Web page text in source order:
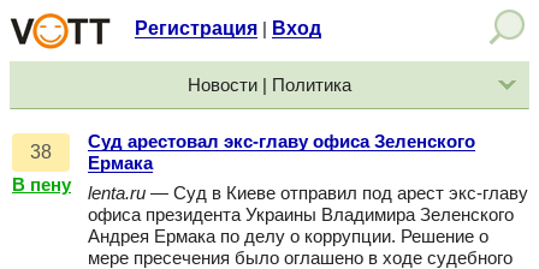
Регистрация Вход
Новости | Политика
38
В пену
Суд арестовал экс-главу офиса Зеленского
Ермака
lenta.ru — Суд в Киеве отправил под арест экс-главу
офиса президента Украины Владимира Зеленского
Андрея Ермака по делу о коррупции. Решение о
мере пресечения было оглашено в ходе судебного